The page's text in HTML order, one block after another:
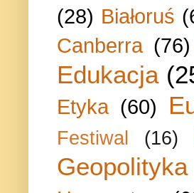
(28) Białoruś
Canberra (76)
Edukacja
Etyka (60)
Festiwal (16)
Geopolityka